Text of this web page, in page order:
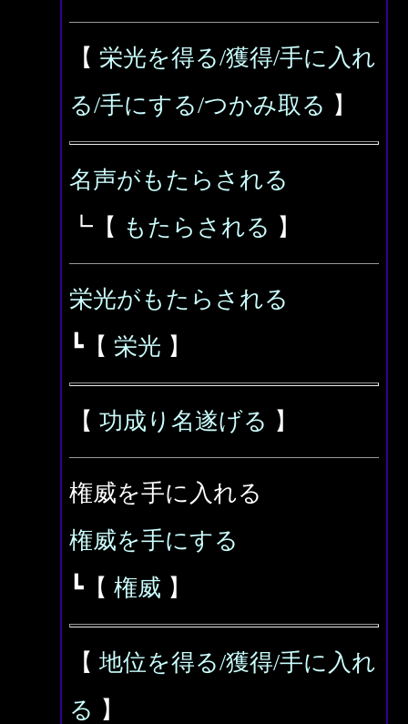
【 栄光を得る/獲得/手に入れ
る/手にする/つかみ取る 】
名声がもたらされる
┗【 もたらされる 】
栄光がもたらされる
┗【 栄光 】
【 功成り名遂げる 】
権威を手に入れる
権威を手にする
┗【 権威 】
【 地位を得る/獲得/手に入れ
る 】